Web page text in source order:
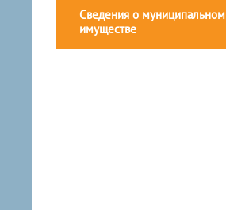
Сведения о муниципальном
имуществе